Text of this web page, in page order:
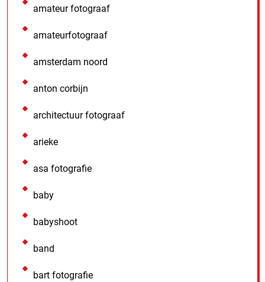
amateur fotograaf
amateurfotograaf
amsterdam noord
anton corbijn
architectuur fotograaf
arieke
asa fotografie
baby
babyshoot
band
bart fotografie